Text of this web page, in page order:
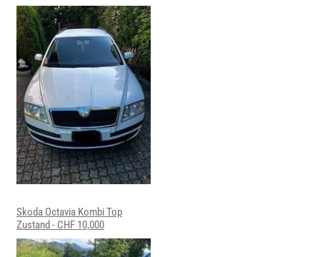
Skoda Octavia Kombi Top
Zustand - CHF 10,000